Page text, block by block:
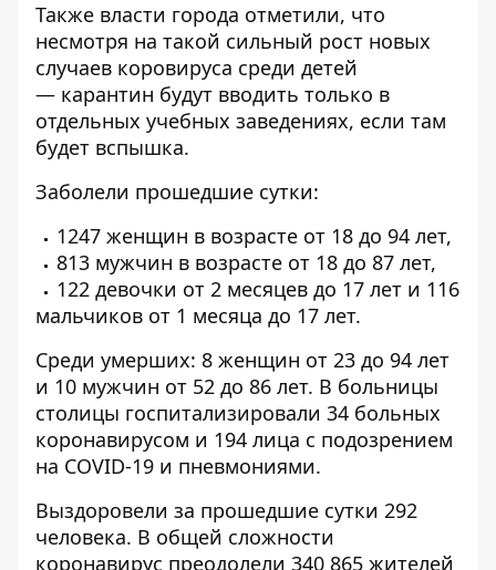
Также власти города отметили, что
несмотря на такой сильный рост новых
случаев коровируса среди детей
— карантин будут вводить только в
отдельных учебных заведениях, если там
будет вспышка.
Заболели прошедшие сутки:
1247 женщин в возрасте от 18 до 94 лет,
813 мужчин в возрасте от 18 до 87 лет,
122 девочки от 2 месяцев до 17 лет и 116
мальчиков от 1 месяца до 17 лет.
Среди умерших: 8 женщин от 23 до 94 лет
и 10 мужчин от 52 до 86 лет. В больницы
столицы госпитализировали 34 больных
коронавирусом и 194 лица с подозрением
на COVID-19 и пневмониями.
Выздоровели за прошедшие сутки 292
человека. В общей сложности
коронавирус преодолели 340 865 жителей